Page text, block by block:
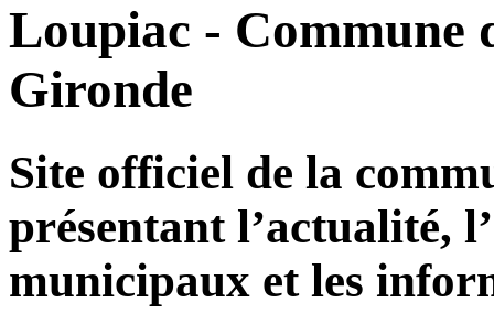
Loupiac - Commune
Gironde
Site officiel de la
présentant l’actualité,
municipaux et les